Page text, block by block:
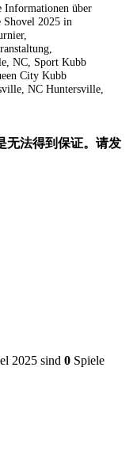
über
2025 in
NC, Sport Kubb
City Kubb
NC Huntersville,
无法得到保证。请发
2025 sind 0 Spiele